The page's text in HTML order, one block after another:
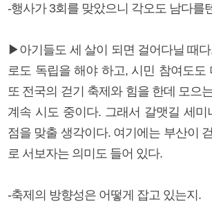
-행사가 3회를 맞았으니 각오도 남다를
▶아기들도 세 살이 되면 걸어다닐 때
로도 독립을 해야 하고, 시민 참여도도
또 전국의 걷기 축제와 힘을 한데 모으
계속 시도 중이다. 그래서 갈맷길 세
점을 맞출 생각이다. 여기에는 부산이
로 서보자는 의미도 들어 있다.
-축제의 방향성은 어떻게 잡고 있는지.